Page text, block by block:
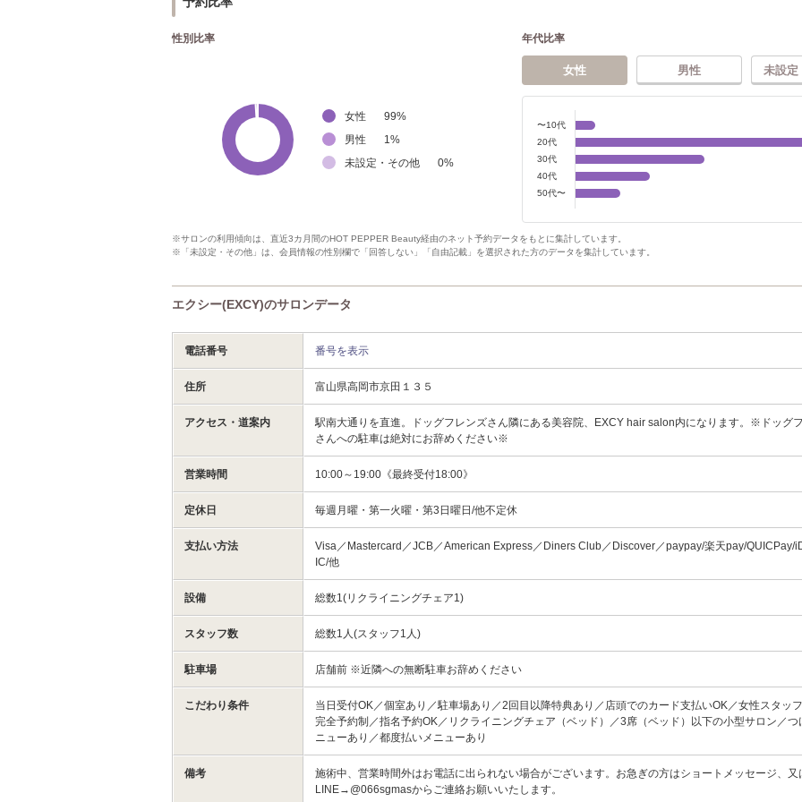
性別比率
女性 99%
男性
1 %
未設定・その他
0%
年代比率
女性 男性 未設定
〜10代
20代
30代
40代
50代〜
※サロンの利用傾向は、直近3カ月間のHOT PEPPER Beauty経由のネット予約データをもとに集計しています。
※「未設定・その他」は、会員情報の性別欄で「回答しない」「自由記載」を選択された方のデータを集計しています。
エクシー(EXCY)のサロンデータ
電話番号 番号を表示
住所 富山県高岡市京田１３５
アクセス・道案内
駅南大通りを直進。ドッグフレンズさん隣にある美容院、EXCY hair salon内になります。※ドッグ
さんへの駐車は絶対にお辞めください※
営業時間 10:00～19:00《最終受付18:00》
定休日 毎週月曜・第一火曜・第3日曜日/他不定休
支払い方法
Visa／Mastercard／JCB／American Express／Diners Club／Discover／paypay/楽天pay/QUICPay/
IC/他
設備 総数1(リクライニングチェア1)
スタッフ数 総数1人(スタッフ1人)
駐車場 店舗前 ※近隣への無断駐車お辞めください
こだわり条件
当日受付OK／個室あり／駐車場あり／2回目以降特典あり／店頭でのカード支払いOK／女性スタッ
完全予約制／指名予約OK／リクライニングチェア（ベッド）／3席（ベッド）以下の小型サロン／つ
ニューあり／都度払いメニューあり
備考
施術中、営業時間外はお電話に出られない場合がございます。お急ぎの方はショートメッセージ、又
LINE→@066sgmasからご連絡お願いいたします。